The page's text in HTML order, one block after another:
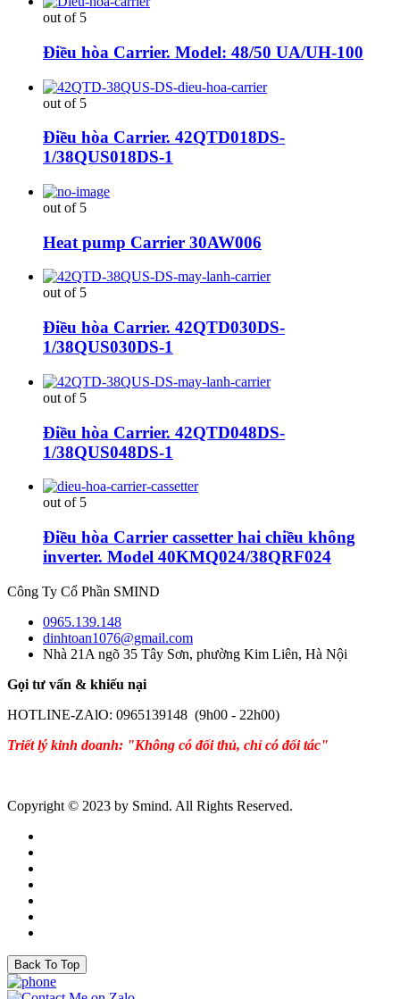
out of 5
Điều hòa Carrier. Model: 48/50 UA/UH-100
out of 5
Điều hòa Carrier. 42QTD018DS-
1/38QUS018DS-1
out of 5
Heat pump Carrier 30AW006
out of 5
Điều hòa Carrier. 42QTD030DS-
1/38QUS030DS-1
out of 5
Điều hòa Carrier. 42QTD048DS-
1/38QUS048DS-1
out of 5
Điều hòa Carrier cassetter hai chiều không
inverter. Model 40KMQ024/38QRF024
Công Ty Cổ Phần SMIND
0965.139.148
dinhtoan1076@gmail.com
Nhà 21A ngõ 35 Tây Sơn, phường Kim Liên, Hà Nội
Gọi tư vấn & khiếu nại
HOTLINE-ZAlO: 0965139148 (9h00 - 22h00)
Triết lý kinh doanh: "Không có đối thủ, chỉ có đối tác"
Copyright © 2023 by Smind. All Rights Reserved.
Back To Top